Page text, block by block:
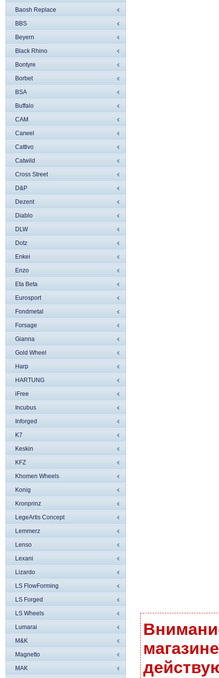
Baosh Replace
BBS
Beyern
Black Rhino
Bontyre
Borbet
BSA
Buffalo
CAM
Carwel
Cattivo
Catwild
Cross Street
D&P
Dezent
Diablo
DLW
Dotz
Enkei
Enzo
Eta Beta
Eurosport
Fondmetal
Forsage
Gianna
Gold Wheel
Harp
HARTUNG
iFree
Incubus
Inforged
K7
Keskin
KFZ
Khomen Wheels
Konig
Kronprinz
LegeArtis Concept
Lemmerz
Lenso
Lexani
Lizardo
LS FlowForming
LS Forged
LS Wheels
Lumarai
M&K
Magnetto
MAK